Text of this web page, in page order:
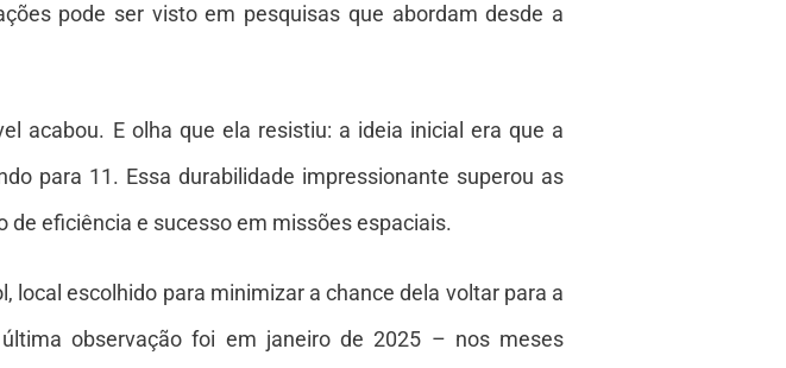
pode ser visto em pesquisas que abordam desde a
acabou. E olha que ela resistiu: a ideia inicial era que a
para 11. Essa durabilidade impressionante superou as
eficiência e sucesso em missões espaciais.
local escolhido para minimizar a chance dela voltar para a
observação foi em janeiro de 2025 – nos meses